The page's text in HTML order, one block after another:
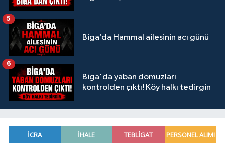
Biga’da Hammal ailesinin acı günü
5
Biga'da yaban domuzları
kontrolden çıktı! Köy halkı tedirgin
6